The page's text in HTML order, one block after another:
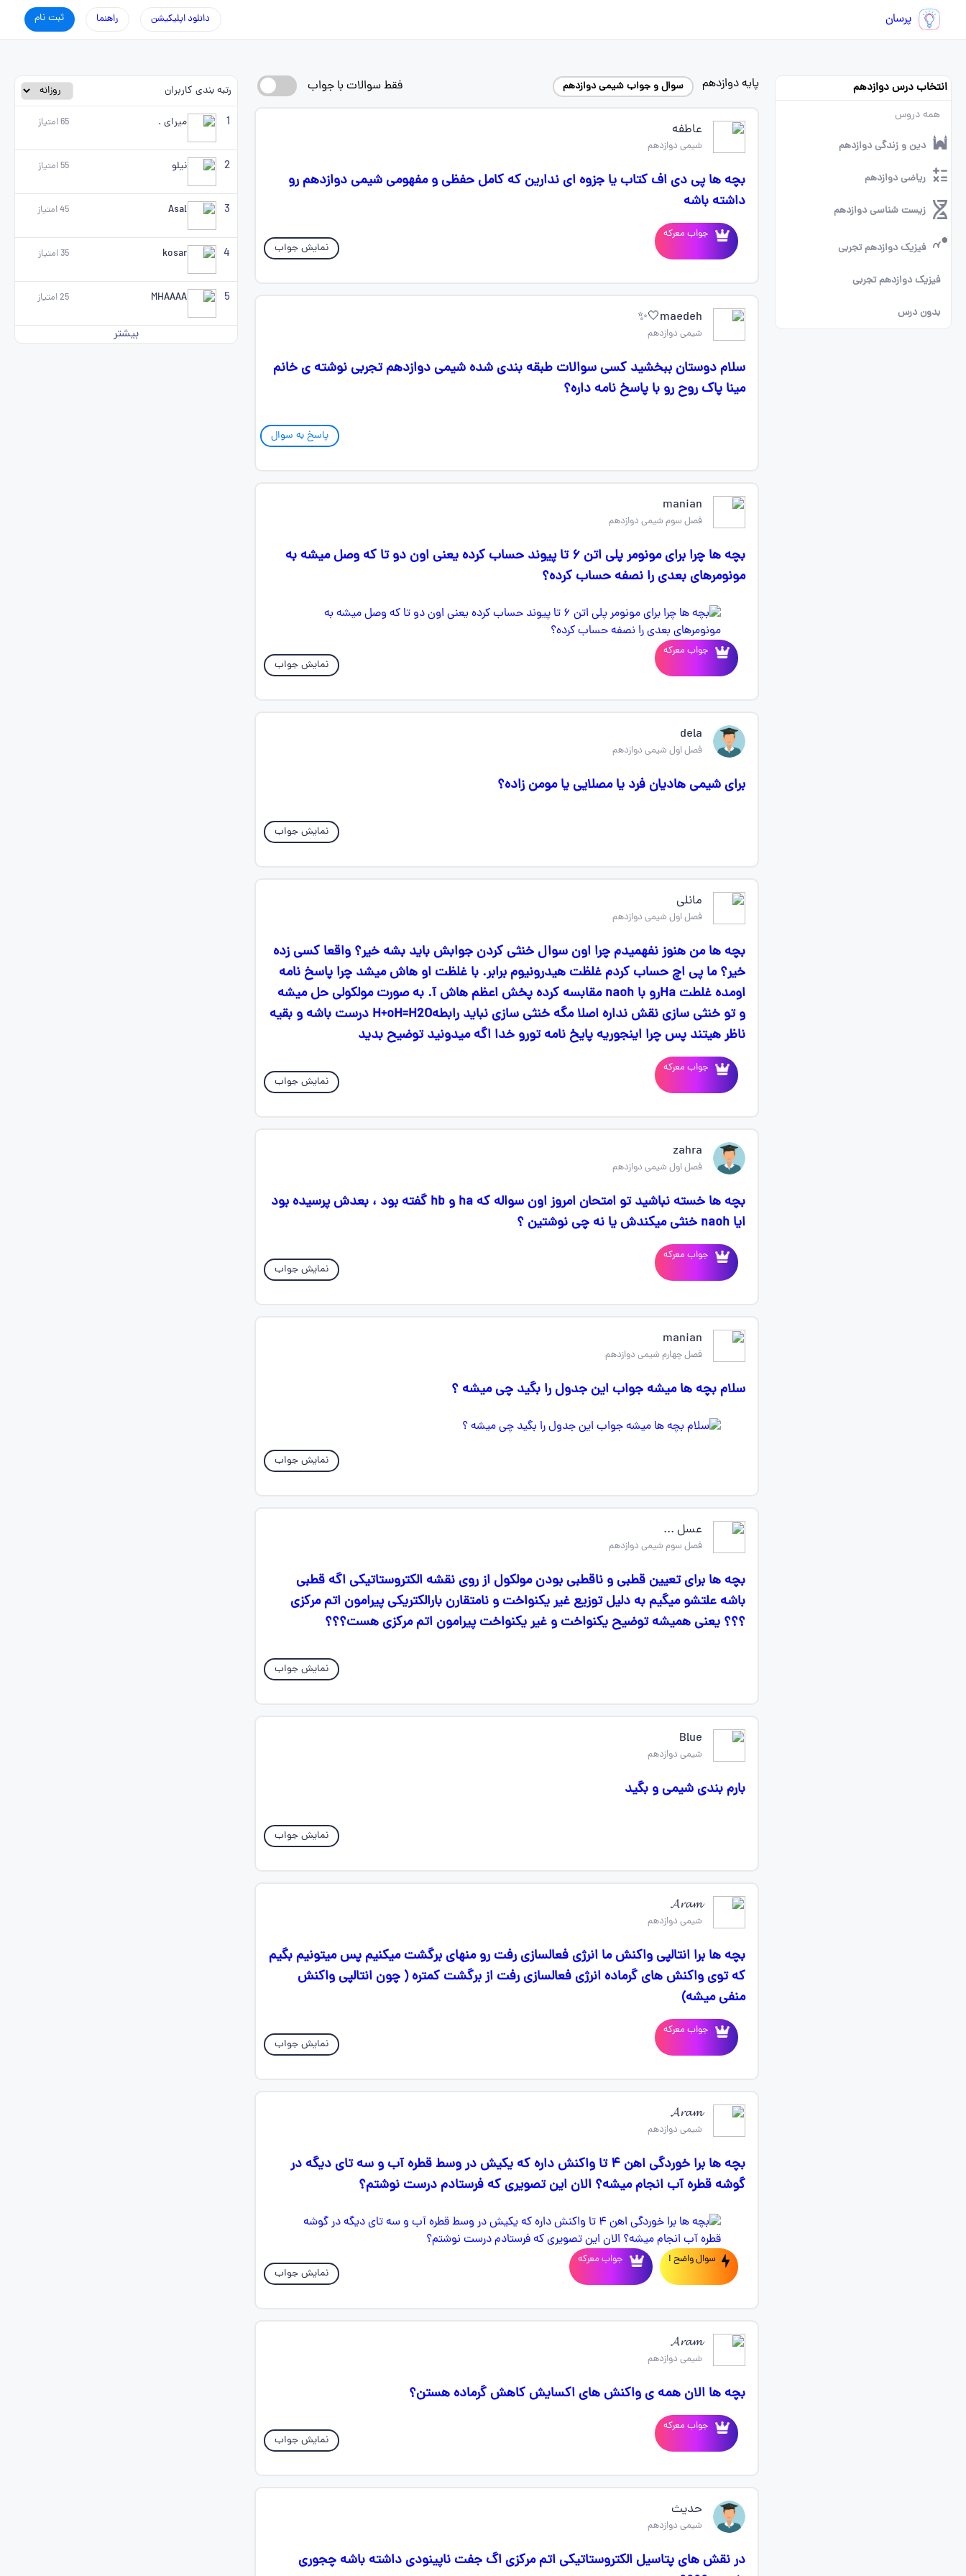
پرسان ثبت نام راهنما دانلود اپلیکیشن
انتخاب درس دوازدهم
همه دروس
دین و زندگی دوازدهم
ریاضی دوازدهم
زیست شناسی دوازدهم
فیزیک دوازدهم تجربی
فیزیک دوازدهم تجربی
بدون درس
پایه دوازدهم سوال و جواب شیمی دوازدهم فقط سوالات با جواب
عاطفه
شیمی دوازدهم
بچه ها پی دی اف کتاب یا جزوه ای ندارین که کامل حفظی و مفهومی شیمی دوازدهم رو
داشته باشه
جواب معرکه
نمایش جواب
maedeh🤍✨
شیمی دوازدهم
سلام دوستان ببخشید کسی سوالات طبقه بندی شده شیمی دوازدهم تجربی نوشته ی خانم
مینا پاک روح رو با پاسخ نامه داره؟
پاسخ به سوال
manian
فصل سوم شیمی دوازدهم
بچه ها چرا برای مونومر پلی اتن ۶ تا پیوند حساب کرده یعنی اون دو تا که وصل میشه به
مونومرهای بعدی را نصفه حساب کرده؟
جواب معرکه
نمایش جواب
dela
فصل اول شیمی دوازدهم
برای شیمی هادیان فرد یا مصلایی یا مومن زاده؟
نمایش جواب
مانلی
فصل اول شیمی دوازدهم
بچه ها من هنوز نفهمیدم چرا اون سوال خنثی کردن جوابش باید بشه خیر؟ واقعا کسی زده
خیر؟ ما پی اچ حساب کردم غلظت هیدرونیوم برابر. با غلظت او هاش میشد چرا پاسخ نامه
اومده غلطت Haرو با naoh مقابسه کرده پخش اعظم هاش آ. به صورت مولکولی حل میشه
و تو خنثی سازی نقش نداره اصلا مگه خنثی سازی نباید رابطهH+oH=H2O درست باشه و بقیه
ناظر هیتند پس چرا اینجوریه پایخ نامه تورو خدا اگه میدونید توضیح بدید
جواب معرکه
نمایش جواب
zahra
فصل اول شیمی دوازدهم
بچه ها خسته نباشید تو امتحان امروز اون سواله که ha و hb گفته بود ، بعدش پرسیده بود
ایا naoh خنثی میکندش یا نه چی نوشتین ؟
جواب معرکه
نمایش جواب
manian
فصل چهارم شیمی دوازدهم
سلام بچه ها میشه جواب این جدول را بگید چی میشه ؟
نمایش جواب
عسل ...
فصل سوم شیمی دوازدهم
بچه ها برای تعیین قطبی و ناقطبی بودن مولکول از روی نقشه الکتروستاتیکی اگه قطبی
باشه علتشو میگیم به دلیل توزیع غیر یکنواخت و نامتقارن بارالکتریکی پیرامون اتم مرکزی
؟؟؟ یعنی همیشه توضیح یکنواخت و غیر یکنواخت پیرامون اتم مرکزی هست؟؟؟
نمایش جواب
Blue
شیمی دوازدهم
بارم بندی شیمی و بگید
نمایش جواب
𝓐𝓻𝓪𝓶
شیمی دوازدهم
بچه ها برا انتالپی واکنش ما انرژی فعالسازی رفت رو منهای برگشت میکنیم پس میتونیم بگیم
که توی واکنش های گرماده انرژی فعالسازی رفت از برگشت کمتره ( چون انتالپی واکنش
منفی میشه)
جواب معرکه
نمایش جواب
𝓐𝓻𝓪𝓶
شیمی دوازدهم
بچه ها برا خوردگی اهن ۴ تا واکنش داره که یکیش در وسط قطره آب و سه تای دیگه در
گوشه قطره آب انجام میشه؟ الان این تصویری که فرستادم درست نوشتم؟
سوال واضح ! جواب معرکه
نمایش جواب
𝓐𝓻𝓪𝓶
شیمی دوازدهم
بچه ها الان همه ی واکنش های اکسایش کاهش گرماده هستن؟
جواب معرکه
نمایش جواب
حدیث
شیمی دوازدهم
در نقش های پتاسیل الکتروستاتیکی اتم مرکزی اگ جفت ناپینودی داشته باشه چجوری
رتبه بندی کاربران
1 میرای . 65امتیاز
2 نیلو 55امتیاز
3
Asal
45امتیاز
4
kosar
35امتیاز
5
MHAAAA
25امتیاز
بیشتر